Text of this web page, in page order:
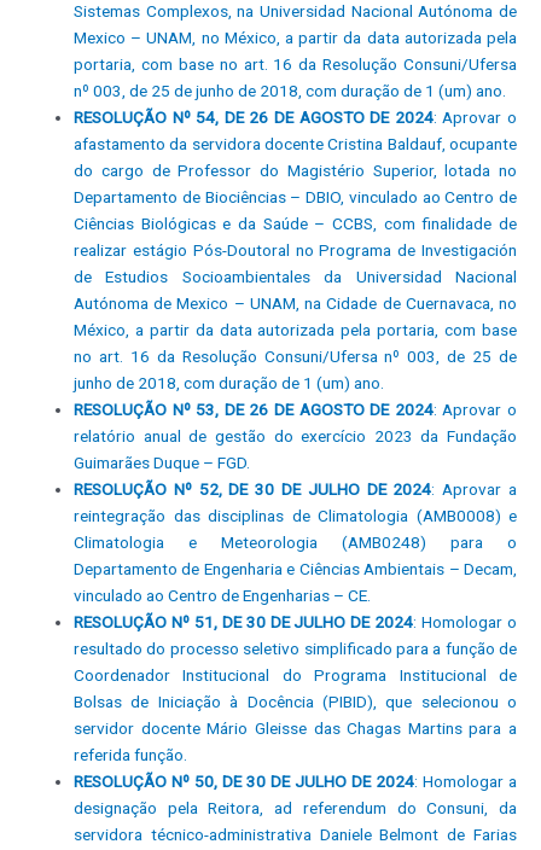
Sistemas Complexos, na Universidad Nacional Autónoma de
Mexico – UNAM, no México, a partir da data autorizada pela
portaria, com base no art. 16 da Resolução Consuni/Ufersa
nº 003, de 25 de junho de 2018, com duração de 1 (um) ano.
RESOLUÇÃO Nº 54, DE 26 DE AGOSTO DE 2024: Aprovar o
afastamento da servidora docente Cristina Baldauf, ocupante
do cargo de Professor do Magistério Superior, lotada no
Departamento de Biociências – DBIO, vinculado ao Centro de
Ciências Biológicas e da Saúde – CCBS, com finalidade de
realizar estágio Pós-Doutoral no Programa de Investigación
de Estudios Socioambientales da Universidad Nacional
Autónoma de Mexico – UNAM, na Cidade de Cuernavaca, no
México, a partir da data autorizada pela portaria, com base
no art. 16 da Resolução Consuni/Ufersa nº 003, de 25 de
junho de 2018, com duração de 1 (um) ano.
RESOLUÇÃO Nº 53, DE 26 DE AGOSTO DE 2024: Aprovar o
relatório anual de gestão do exercício 2023 da Fundação
Guimarães Duque – FGD.
RESOLUÇÃO Nº 52, DE 30 DE JULHO DE 2024: Aprovar a
reintegração das disciplinas de Climatologia (AMB0008) e
Climatologia e Meteorologia (AMB0248) para o
Departamento de Engenharia e Ciências Ambientais – Decam,
vinculado ao Centro de Engenharias – CE.
RESOLUÇÃO Nº 51, DE 30 DE JULHO DE 2024: Homologar o
resultado do processo seletivo simplificado para a função de
Coordenador Institucional do Programa Institucional de
Bolsas de Iniciação à Docência (PIBID), que selecionou o
servidor docente Mário Gleisse das Chagas Martins para a
referida função.
RESOLUÇÃO Nº 50, DE 30 DE JULHO DE 2024: Homologar a
designação pela Reitora, ad referendum do Consuni, da
servidora técnico-administrativa Daniele Belmont de Farias